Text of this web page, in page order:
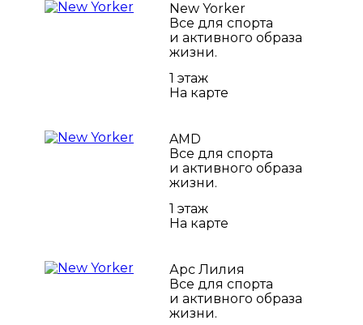
New Yorker
Все для спорта
и активного образа
жизни.
1 этаж
На карте
AMD
Все для спорта
и активного образа
жизни.
1 этаж
На карте
Арс Лилия
Все для спорта
и активного образа
жизни.